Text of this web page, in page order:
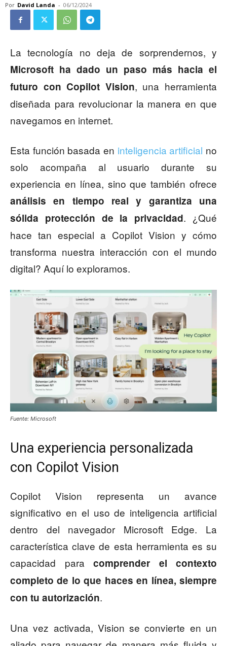
Por David Landa - 06/12/2024
La tecnología no deja de sorprendernos, y
Microsoft ha dado un paso más hacia el
futuro con Copilot Vision, una herramienta
diseñada para revolucionar la manera en que
navegamos en internet.
Esta función basada en inteligencia artificial no
solo acompaña al usuario durante su
experiencia en línea, sino que también ofrece
análisis en tiempo real y garantiza una
sólida protección de la privacidad. ¿Qué
hace tan especial a Copilot Vision y cómo
transforma nuestra interacción con el mundo
digital? Aquí lo exploramos.
Fuente: Microsoft
Una experiencia personalizada
con Copilot Vision
Copilot Vision representa un avance
significativo en el uso de inteligencia artificial
dentro del navegador Microsoft Edge. La
característica clave de esta herramienta es su
capacidad para comprender el contexto
completo de lo que haces en línea, siempre
con tu autorización.
Una vez activada, Vision se convierte en un